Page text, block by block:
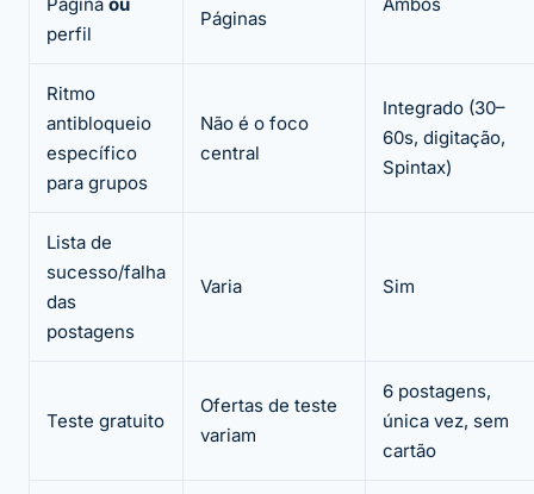
perfil
Páginas
Ritmo
antibloqueio
específico
para grupos
Não é o foco
central
Integrado (30–
60s, digitação,
Spintax)
Lista de
sucesso/falha
das
postagens
Varia Sim
Teste gratuito
Ofertas de teste
variam
6 postagens,
única vez, sem
cartão